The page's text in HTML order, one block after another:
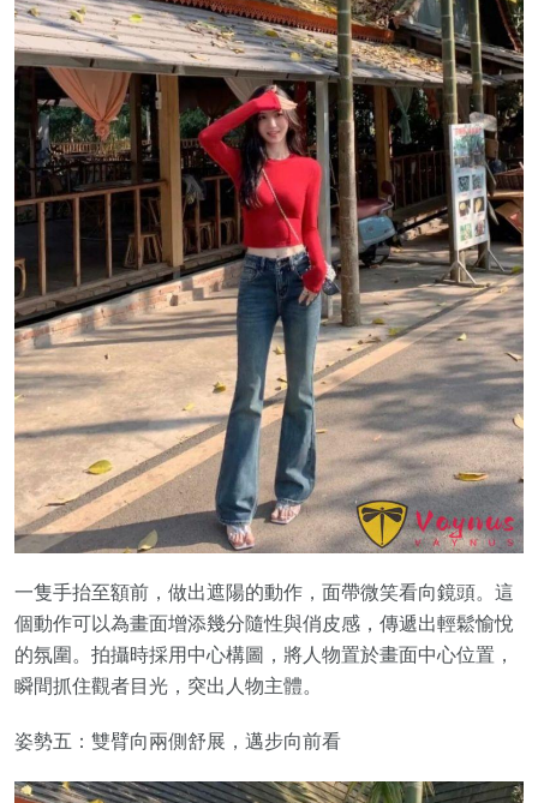
一隻手抬至額前，做出遮陽的動作，面帶微笑看向鏡頭。這
個動作可以為畫面增添幾分隨性與俏皮感，傳遞出輕鬆愉悅
的氛圍。拍攝時採用中心構圖，將人物置於畫面中心位置，
瞬間抓住觀者目光，突出人物主體。
姿勢五：雙臂向兩側舒展，邁步向前看